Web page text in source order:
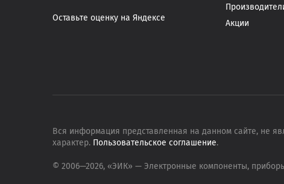
Оставьте оценку на Яндексе
Акции
Вся информация представленная на данном сайте, не
характер. Пользовательское соглашение.
© 2006—2026, «ЭИК» — Электронные компоненты,